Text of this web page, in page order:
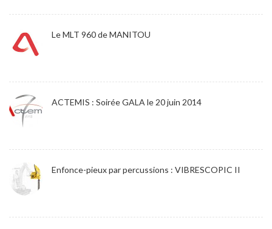
Le MLT 960 de MANITOU
ACTEMIS : Soirée GALA le 20 juin 2014
Enfonce-pieux par percussions : VIBRESCOPIC II